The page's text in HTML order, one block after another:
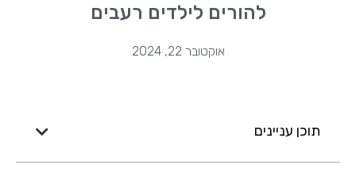
להורים לילדים רעבים
אוקטובר 22, 2024
תוכן עניינים